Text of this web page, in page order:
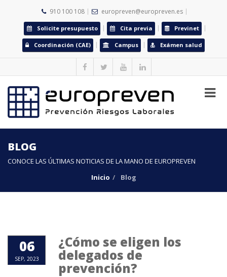
910 100 108 europreven@europreven.es
Solicite presupuesto Cita previa Previnet
Coordinación (CAE) Campus Exámen salud
BLOG
CONOCE LAS ÚLTIMAS NOTICIAS DE LA MANO DE EUROPREVEN
Inicio
Blog
06
SEP, 2023
¿Cómo se eligen los
delegados de
prevención?